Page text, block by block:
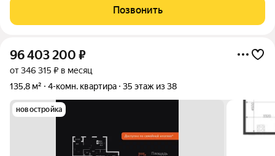
отделка. - Мастер-зона с гардеробной. Просторное место для
отдыха и удобного
Позвонить
96 403 200 ₽
от 346 315 ₽ в месяц
135,8 м²
4-комн. квартира 35 этаж из 38
новостройка